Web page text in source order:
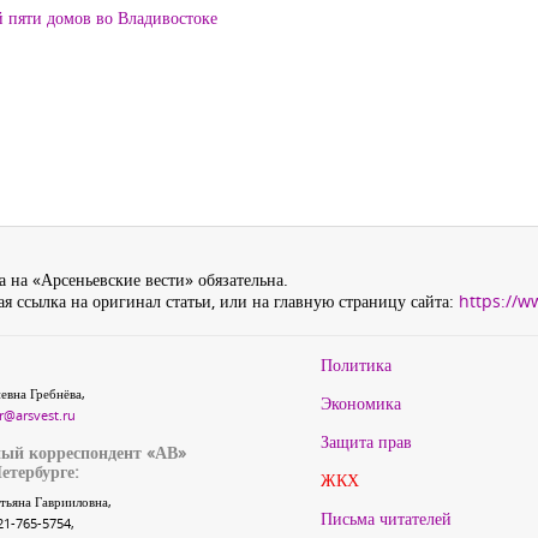
домов во Владивостоке
«Арсеньевские вести» обязательна.
на оригинал статьи, или на главную страницу сайта: https://
Гребнёва,
корреспондент «АВ»
Гаврииловна,
765-5754,
Политика
Экономика
Защита прав
ЖКХ
Письма читателей